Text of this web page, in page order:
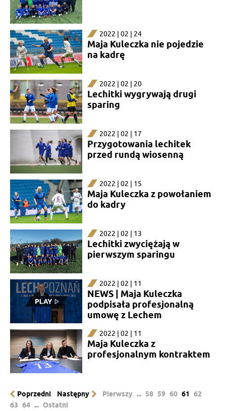
2022 | 02 | 24
Maja Kuleczka nie pojedzie
na kadrę
2022 | 02 | 20
Lechitki wygrywają drugi
sparing
2022 | 02 | 17
Przygotowania lechitek
przed rundą wiosenną
2022 | 02 | 15
Maja Kuleczka z powołaniem
do kadry
2022 | 02 | 13
Lechitki zwyciężają w
pierwszym sparingu
2022 | 02 | 11
NEWS | Maja Kuleczka
podpisała profesjonalną
umowę z Lechem
2022 | 02 | 11
Maja Kuleczka z
profesjonalnym kontraktem
Poprzedni Następny Pierwszy ... 58 59 60 61
62
63 64 ... Ostatni